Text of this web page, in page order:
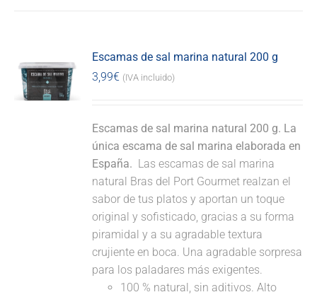
Escamas de sal marina natural 200 g
3,99€ (IVA incluido)
Escamas de sal marina natural 200 g. La
única escama de sal marina elaborada en
España. Las escamas de sal marina
natural Bras del Port Gourmet realzan el
sabor de tus platos y aportan un toque
original y sofisticado, gracias a su forma
piramidal y a su agradable textura
crujiente en boca. Una agradable sorpresa
para los paladares más exigentes.
100 % natural, sin aditivos. Alto